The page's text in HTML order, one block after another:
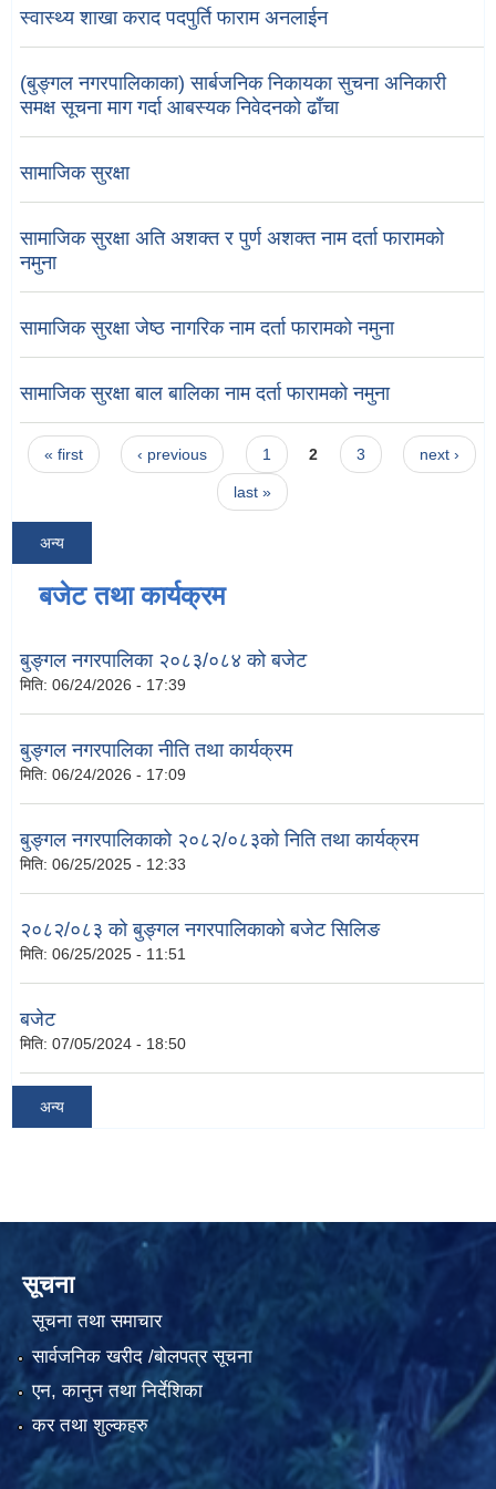
स्वास्थ्य शाखा कराद पदपुर्ति फाराम अनलाईन
(बुङ्गल नगरपालिकाका) सार्बजनिक निकायका सुचना अनिकारी
समक्ष सूचना माग गर्दा आबस्यक निवेदनको ढाँचा
सामाजिक सुरक्षा
सामाजिक सुरक्षा अति अशक्त र पुर्ण अशक्त नाम दर्ता फारामको
नमुना
सामाजिक सुरक्षा जेष्ठ नागरिक नाम दर्ता फारामको नमुना
सामाजिक सुरक्षा बाल बालिका नाम दर्ता फारामको नमुना
Pages
« first ‹ previous 1 2 3 next ›
last »
अन्य
बजेट तथा कार्यक्रम
बुङ्गल नगरपालिका २०८३/०८४ को बजेट
मिति: 06/24/2026 - 17:39
बुङ्गल नगरपालिका नीति तथा कार्यक्रम
मिति: 06/24/2026 - 17:09
बुङ्गल नगरपालिकाको २०८२/०८३को निति तथा कार्यक्रम
मिति: 06/25/2025 - 12:33
२०८२/०८३ को बुङ्गल नगरपालिकाको बजेट सिलिङ
मिति: 06/25/2025 - 11:51
बजेट
मिति: 07/05/2024 - 18:50
अन्य
सूचना
सूचना तथा समाचार
सार्वजनिक खरीद /बोलपत्र सूचना
एन, कानुन तथा निर्देशिका
कर तथा शुल्कहरु